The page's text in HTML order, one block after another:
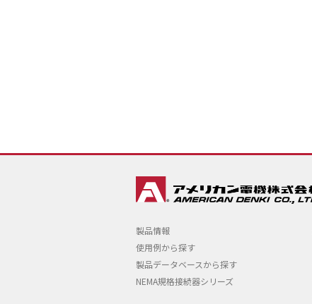
製品情報
使用例から探す
製品データベースから探す
NEMA規格接続器シリーズ